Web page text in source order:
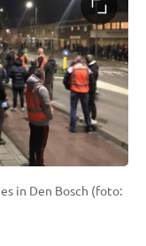
in Den Bosch (foto: